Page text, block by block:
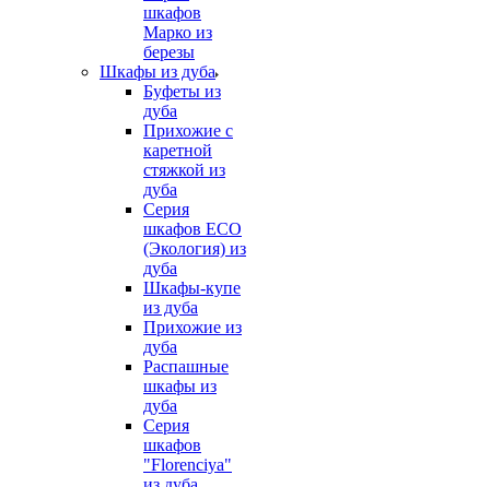
шкафов
Марко из
березы
Шкафы из дуба
Буфеты из
дуба
Прихожие с
каретной
стяжкой из
дуба
Серия
шкафов ECO
(Экология) из
дуба
Шкафы-купе
из дуба
Прихожие из
дуба
Распашные
шкафы из
дуба
Серия
шкафов
"Florenciya"